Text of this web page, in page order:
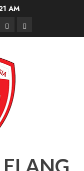
AM
Box
Redaksi
Iklan